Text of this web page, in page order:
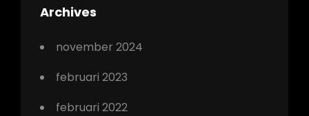
Archives
november 2024
februari 2023
februari 2022